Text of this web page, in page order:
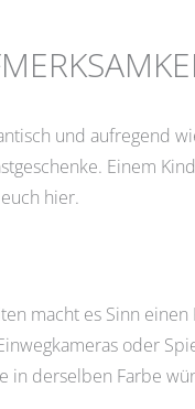
und aufregend
Einem
hier.
macht es Sinn
oder
in derselben Farbe